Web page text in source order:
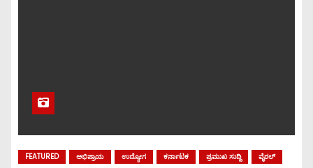
FEATURED ಅಭಿಪ್ರಾಯ ಉದ್ಯೋಗ ಕರ್ನಾಟಕ ಪ್ರಮುಖ ಸುದ್ದಿ ವೈರಲ್